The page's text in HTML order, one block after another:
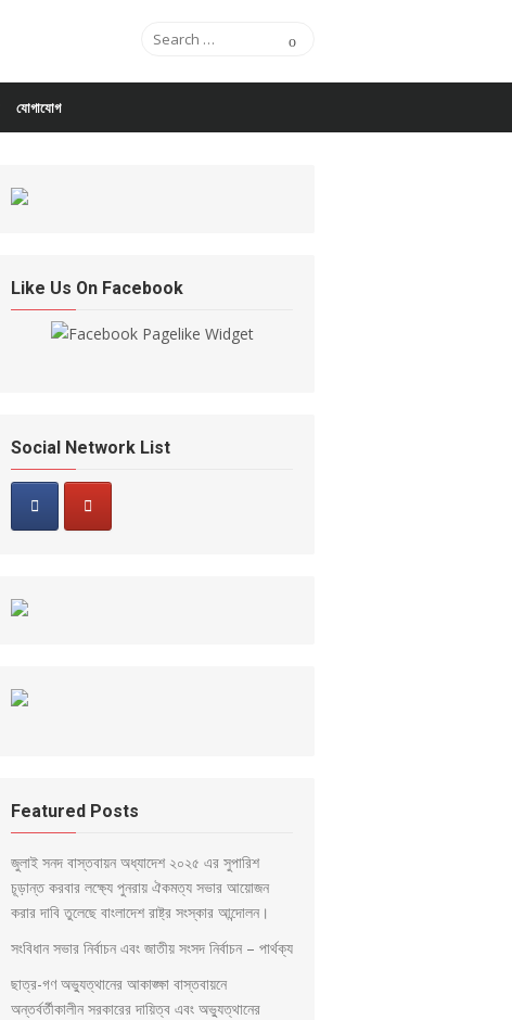
Search for:
যোগাযোগ
Like Us On Facebook
Social Network List
Featured Posts
জুলাই সনদ বাস্তবায়ন অধ্যাদেশ ২০২৫ এর সুপারিশ
চূড়ান্ত করবার লক্ষ্যে পুনরায় ঐকমত্য সভার আয়োজন
করার দাবি তুলেছে বাংলাদেশ রাষ্ট্র সংস্কার আন্দোলন।
সংবিধান সভার নির্বাচন এবং জাতীয় সংসদ নির্বাচন – পার্থক্য
ছাত্র-গণ অভ্যুত্থানের আকাঙ্ক্ষা বাস্তবায়নে
অন্তর্বর্তীকালীন সরকারের দায়িত্ব এবং অভ্যুত্থানের